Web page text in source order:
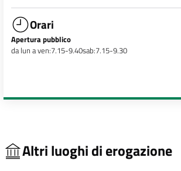
Orari
Apertura pubblico
da lun a ven:7.15-9.40sab:7.15-9.30
Altri luoghi di erogazione